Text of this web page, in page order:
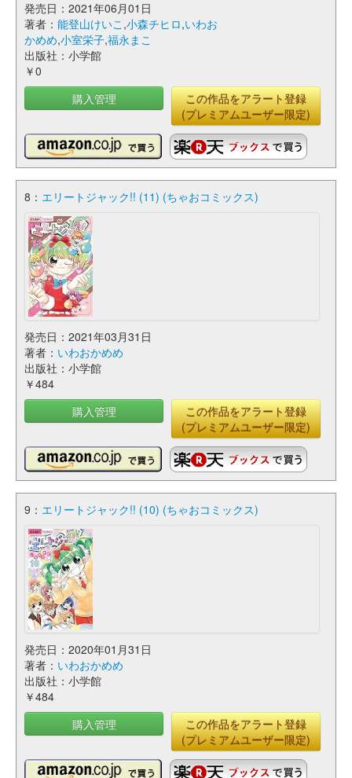
発売日：2021年06月01日
著者： 能登山けいこ ,小森チヒロ,いわお
かめめ,小室栄子,福永まこ
出版社：小学館
￥0
購入管理
この作品をアラート登録
(プレミアムユーザー限定)
8： エリートジャック!! (11) (ちゃおコミックス)
発売日：2021年03月31日
著者： いわおかめめ
出版社：小学館
￥484
購入管理
この作品をアラート登録
(プレミアムユーザー限定)
9： エリートジャック!! (10) (ちゃおコミックス)
発売日：2020年01月31日
著者： いわおかめめ
出版社：小学館
￥484
購入管理
この作品をアラート登録
(プレミアムユーザー限定)